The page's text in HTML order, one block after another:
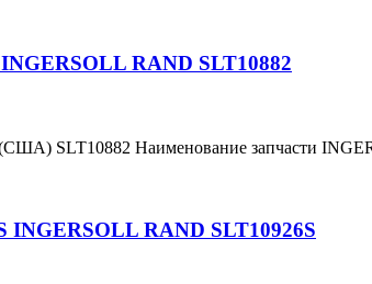
RAND SLT10882
(США) SLT10882 Наименование запчасти
INGERSOLL RAND SLT10926S